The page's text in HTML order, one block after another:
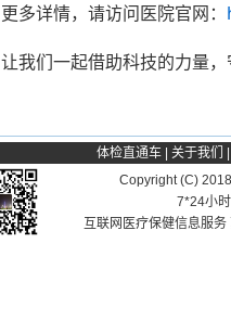
更多详情，请访问医院官网：
让我们一起借助科技的力量
体检直通车| 关于我们
Copyright (C)
7*24小
互联网医疗保健信息服务